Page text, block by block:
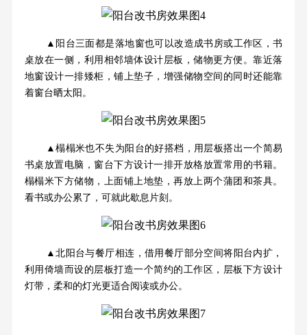
▲阳台三面都是落地窗也可以改造成书房或工作区，书
桌放在一侧，利用相邻墙体设计层板，储物更方便。靠近落
地窗设计一排矮柜，铺上垫子，增强储物空间的同时还能靠
着窗台晒太阳。
▲榻榻米也不失为阳台的好搭档，用层板搭出一个简易
书桌放置电脑，窗台下方设计一排开放格放置常用的书籍。
榻榻米下方储物，上面铺上地垫，再放上两个蒲团和茶具。
看书或办公累了，可就此歇息片刻。
▲北阳台与餐厅相连，借用餐厅部分空间将阳台内扩，
利用倚墙而设的层板打造一个简约的工作区，层板下方设计
灯带，柔和的灯光更适合阅读或办公。